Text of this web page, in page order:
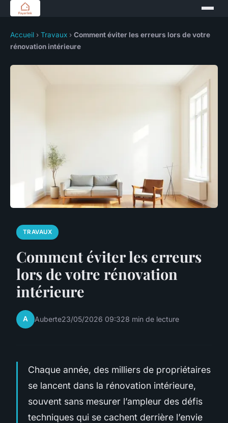
Accueil › Travaux › Comment éviter les erreurs lors de votre
rénovation intérieure
TRAVAUX
Comment éviter les erreurs
lors de votre rénovation
intérieure
A Auberte23/05/2026 09:328 min de lecture
Chaque année, des milliers de propriétaires
se lancent dans la rénovation intérieure,
souvent sans mesurer l’ampleur des défis
techniques qui se cachent derrière l’envie